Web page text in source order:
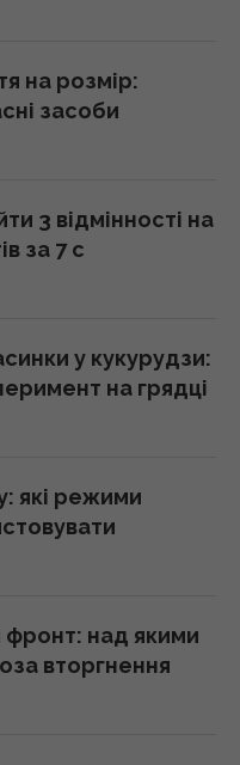
поживних
свіжий
сьогодні, що
на розмір:
засоби
3 відмінності на
за 7 с
у кукурудзи:
на грядці
які режими
над якими
вторгнення